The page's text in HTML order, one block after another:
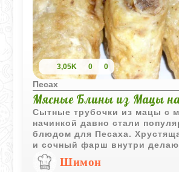
3,05K 0 0
Песах
Мясные Блины из Мацы
Сытные трубочки из мацы с
начинкой давно стали
блюдом для Песаха.
и сочный фарш внутри
отличным вариантом для
обеда или праздничного
Шимон